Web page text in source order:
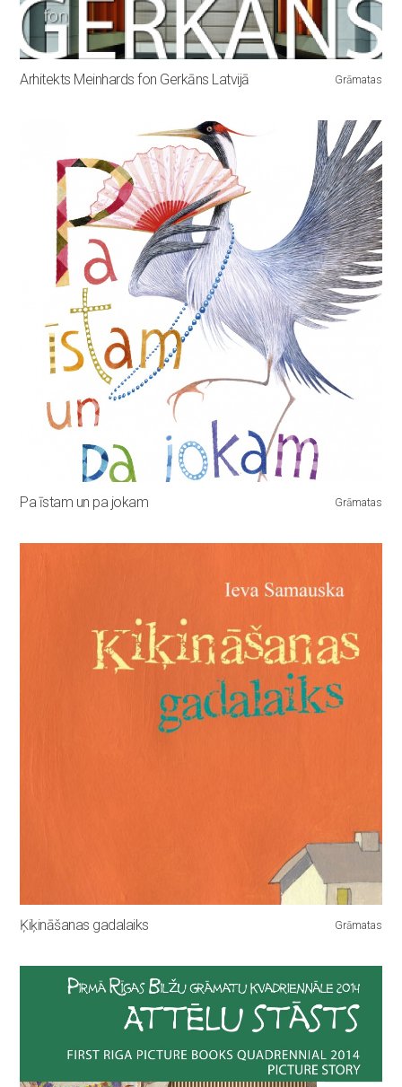
Arhitekts Meinhards fon Gerkāns Latvijā Grāmatas
Pa īstam un pa jokam Grāmatas
Ķiķināšanas gadalaiks Grāmatas